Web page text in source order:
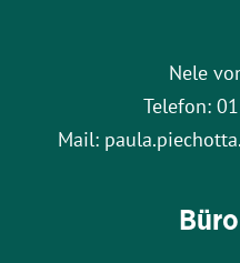
Nele
Telefon:
Mail: